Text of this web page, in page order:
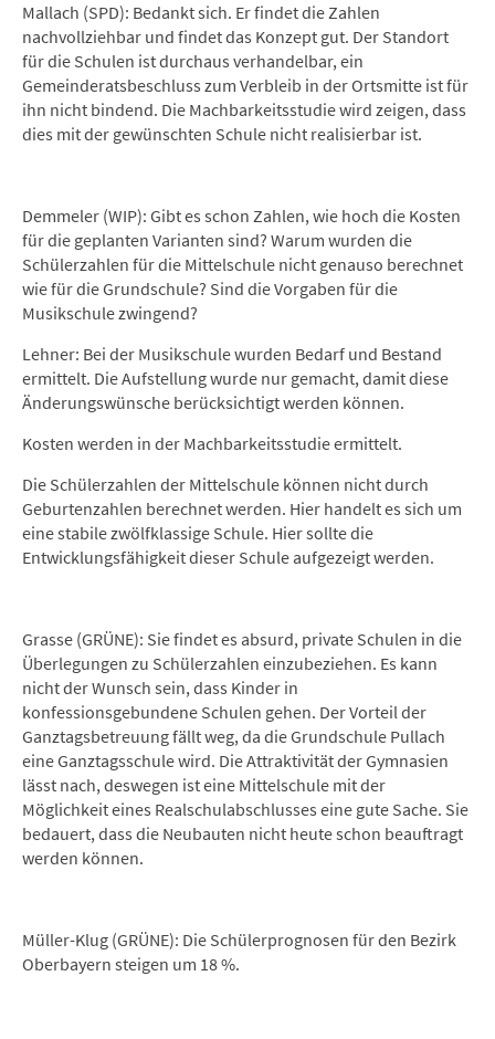
Mallach (SPD): Bedankt sich. Er findet die Zahlen
nachvollziehbar und findet das Konzept gut. Der Standort
für die Schulen ist durchaus verhandelbar, ein
Gemeinderatsbeschluss zum Verbleib in der Ortsmitte ist für
ihn nicht bindend. Die Machbarkeitsstudie wird zeigen, dass
dies mit der gewünschten Schule nicht realisierbar ist.
Demmeler (WIP): Gibt es schon Zahlen, wie hoch die Kosten
für die geplanten Varianten sind? Warum wurden die
Schülerzahlen für die Mittelschule nicht genauso berechnet
wie für die Grundschule? Sind die Vorgaben für die
Musikschule zwingend?
Lehner: Bei der Musikschule wurden Bedarf und Bestand
ermittelt. Die Aufstellung wurde nur gemacht, damit diese
Änderungswünsche berücksichtigt werden können.
Kosten werden in der Machbarkeitsstudie ermittelt.
Die Schülerzahlen der Mittelschule können nicht durch
Geburtenzahlen berechnet werden. Hier handelt es sich um
eine stabile zwölfklassige Schule. Hier sollte die
Entwicklungsfähigkeit dieser Schule aufgezeigt werden.
Grasse (GRÜNE): Sie findet es absurd, private Schulen in die
Überlegungen zu Schülerzahlen einzubeziehen. Es kann
nicht der Wunsch sein, dass Kinder in
konfessionsgebundene Schulen gehen. Der Vorteil der
Ganztagsbetreuung fällt weg, da die Grundschule Pullach
eine Ganztagsschule wird. Die Attraktivität der Gymnasien
lässt nach, deswegen ist eine Mittelschule mit der
Möglichkeit eines Realschulabschlusses eine gute Sache. Sie
bedauert, dass die Neubauten nicht heute schon beauftragt
werden können.
Müller-Klug (GRÜNE): Die Schülerprognosen für den Bezirk
Oberbayern steigen um 18 %.